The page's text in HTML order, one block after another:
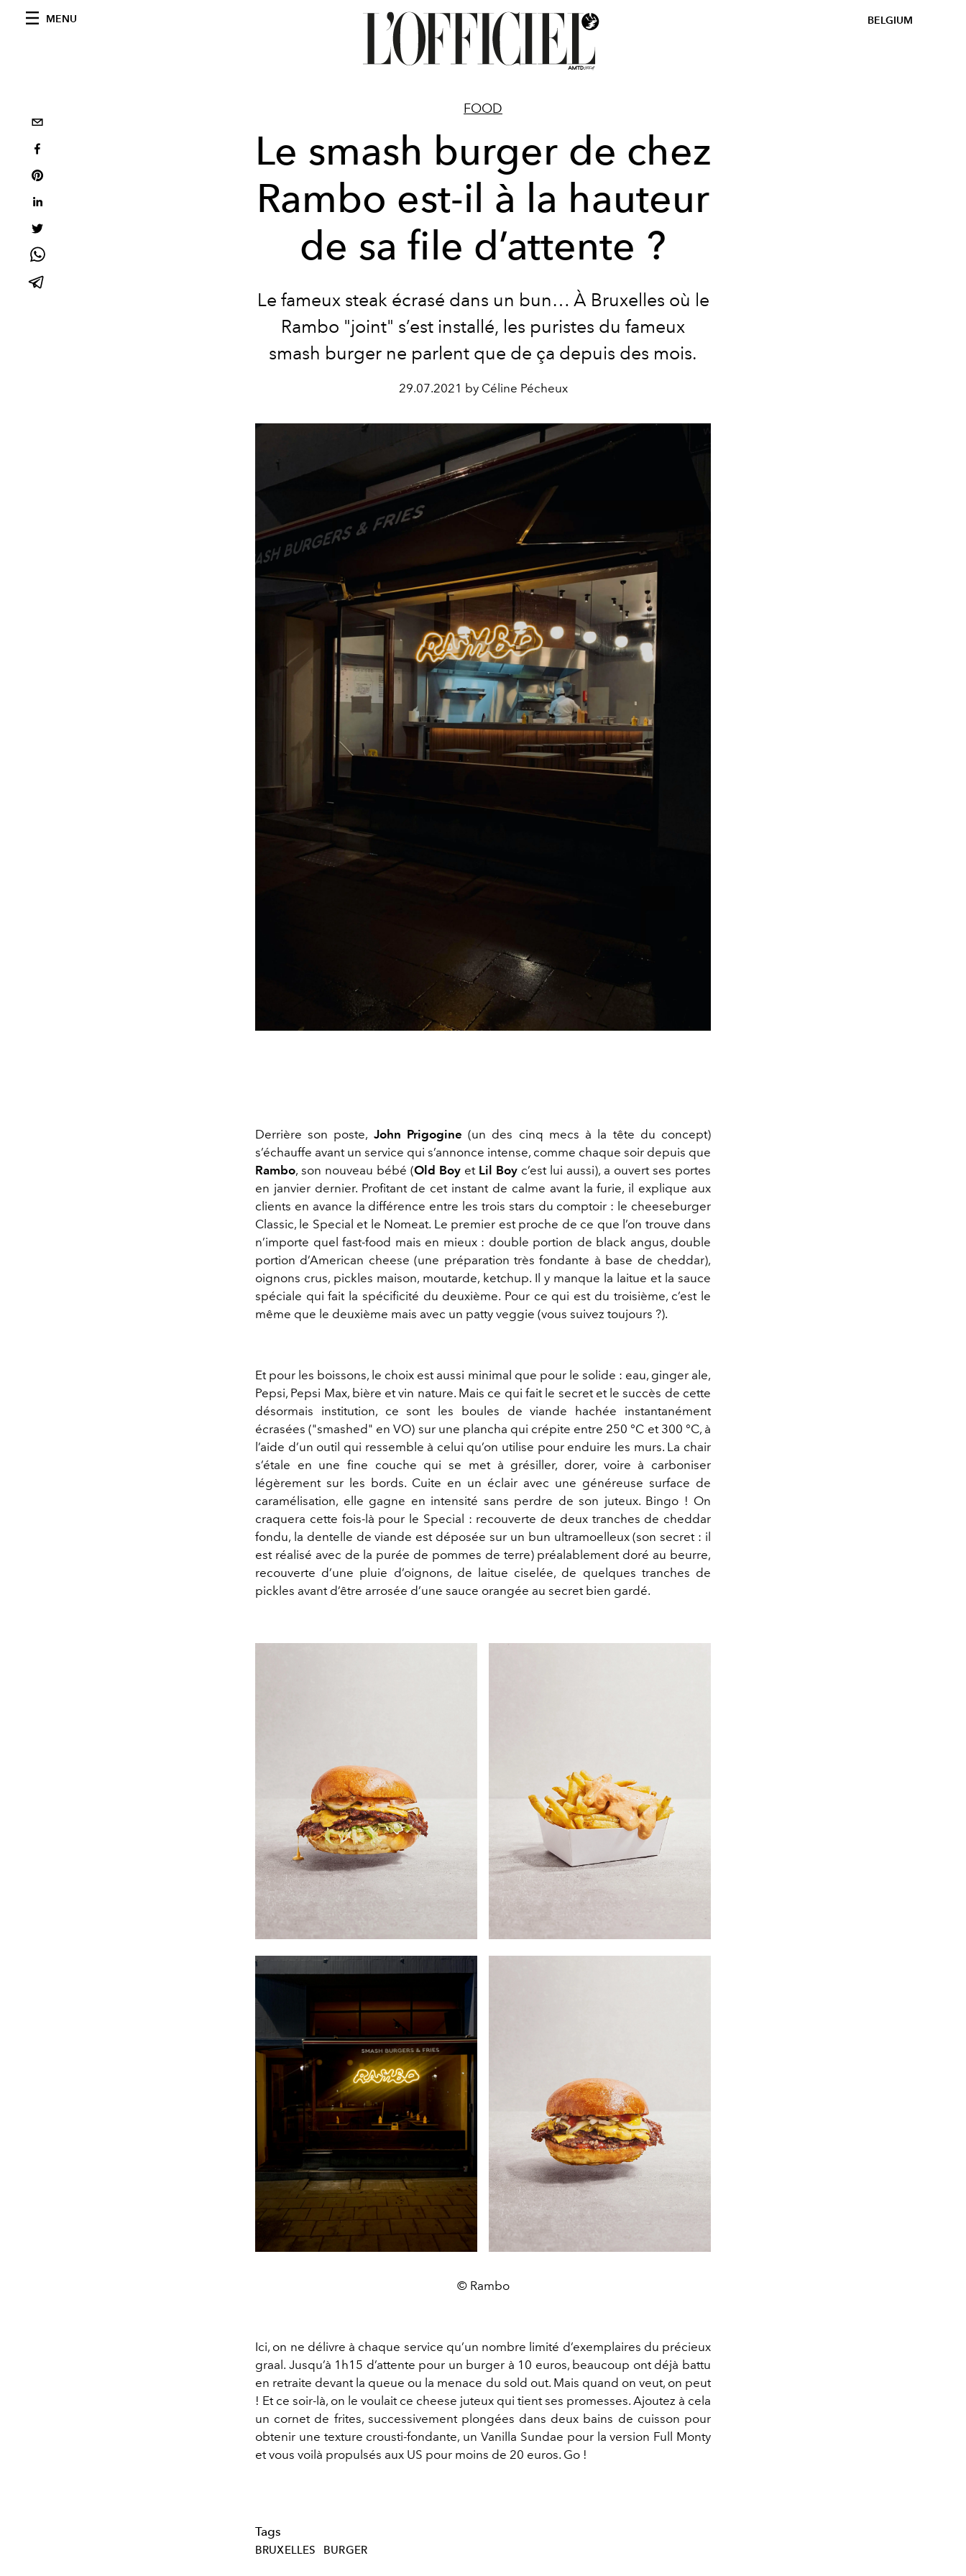
MENU BELGIUM
FOOD
Le smash burger de chez
Rambo est-il à la hauteur
de sa file d’attente ?
Le fameux steak écrasé dans un bun… À Bruxelles où le
Rambo "joint" s’est installé, les puristes du fameux
smash burger ne parlent que de ça depuis des mois.
29.07.2021 by Céline Pécheux
Derrière son poste, John Prigogine (un des cinq mecs à la tête du concept)
s’échauffe avant un service qui s’annonce intense, comme chaque soir depuis que
Rambo, son nouveau bébé (Old Boy et Lil Boy c’est lui aussi), a ouvert ses portes
en janvier dernier. Profitant de cet instant de calme avant la furie, il explique aux
clients en avance la différence entre les trois stars du comptoir : le cheeseburger
Classic, le Special et le Nomeat. Le premier est proche de ce que l’on trouve dans
n’importe quel fast-food mais en mieux : double portion de black angus, double
portion d’American cheese (une préparation très fondante à base de cheddar),
oignons crus, pickles maison, moutarde, ketchup. Il y manque la laitue et la sauce
spéciale qui fait la spécificité du deuxième. Pour ce qui est du troisième, c’est le
même que le deuxième mais avec un patty veggie (vous suivez toujours ?).
Et pour les boissons, le choix est aussi minimal que pour le solide : eau, ginger ale,
Pepsi, Pepsi Max, bière et vin nature. Mais ce qui fait le secret et le succès de cette
désormais institution, ce sont les boules de viande hachée instantanément
écrasées ("smashed" en VO) sur une plancha qui crépite entre 250 °C et 300 °C, à
l’aide d’un outil qui ressemble à celui qu’on utilise pour enduire les murs. La chair
s’étale en une fine couche qui se met à grésiller, dorer, voire à carboniser
légèrement sur les bords. Cuite en un éclair avec une généreuse surface de
caramélisation, elle gagne en intensité sans perdre de son juteux. Bingo ! On
craquera cette fois-là pour le Special : recouverte de deux tranches de cheddar
fondu, la dentelle de viande est déposée sur un bun ultramoelleux (son secret : il
est réalisé avec de la purée de pommes de terre) préalablement doré au beurre,
recouverte d’une pluie d’oignons, de laitue ciselée, de quelques tranches de
pickles avant d’être arrosée d’une sauce orangée au secret bien gardé.
© Rambo
Ici, on ne délivre à chaque service qu’un nombre limité d’exemplaires du précieux
graal. Jusqu’à 1h15 d’attente pour un burger à 10 euros, beaucoup ont déjà battu
en retraite devant la queue ou la menace du sold out. Mais quand on veut, on peut
! Et ce soir-là, on le voulait ce cheese juteux qui tient ses promesses. Ajoutez à cela
un cornet de frites, successivement plongées dans deux bains de cuisson pour
obtenir une texture crousti-fondante, un Vanilla Sundae pour la version Full Monty
et vous voilà propulsés aux US pour moins de 20 euros. Go !
Tags
BRUXELLES BURGER